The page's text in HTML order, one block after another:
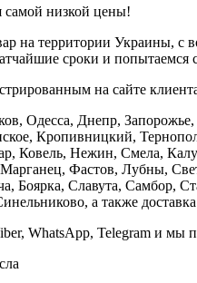
самой низкой цены!
на территории Украины, с
сроки и попытаемся
на сайте
Одесса, Днепр,
Кропивницкий,
Ковель, Нежин, Смела,
Фастов, Лубны,
Боярка, Славута, Самбор,
а также
WhatsApp, Telegram и мы